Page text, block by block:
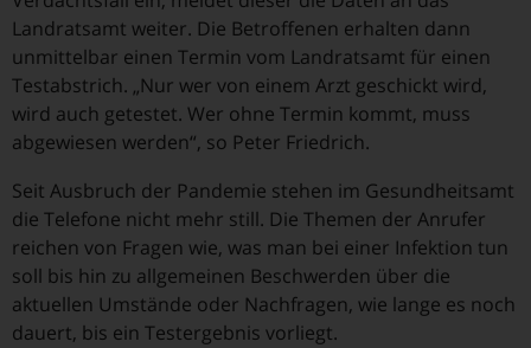
Landratsamt weiter. Die Betroffenen erhalten dann
unmittelbar einen Termin vom Landratsamt für einen
Testabstrich. „Nur wer von einem Arzt geschickt wird,
wird auch getestet. Wer ohne Termin kommt, muss
abgewiesen werden“, so Peter Friedrich.
Seit Ausbruch der Pandemie stehen im Gesundheitsamt
die Telefone nicht mehr still. Die Themen der Anrufer
reichen von Fragen wie, was man bei einer Infektion tun
soll bis hin zu allgemeinen Beschwerden über die
aktuellen Umstände oder Nachfragen, wie lange es noch
dauert, bis ein Testergebnis vorliegt.